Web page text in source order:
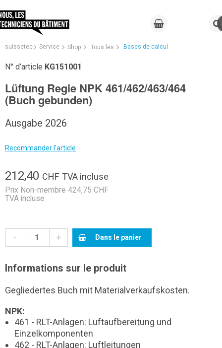
suissetec Service Shop Tous les Bases de calcul
N° d’article KG151001
Lüftung Regie NPK 461/462/463/464
(Buch gebunden)
Ausgabe 2026
Recommander l'article
212,40 CHF TVA incluse
Prix Non-membre 424,75 CHF
TVA incluse
- + Dans le panier
Informations sur le produit
Gegliedertes Buch mit Materialverkaufskosten.
NPK:
461 - RLT-Anlagen: Luftaufbereitung und
Einzelkomponenten
462 - RLT-Anlagen: Luftleitungen